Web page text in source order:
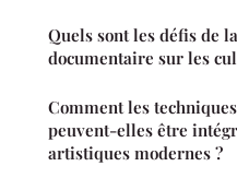
Quels sont les défis de
documentaire sur les
Comment les
peuvent-elles être
artistiques modernes ?